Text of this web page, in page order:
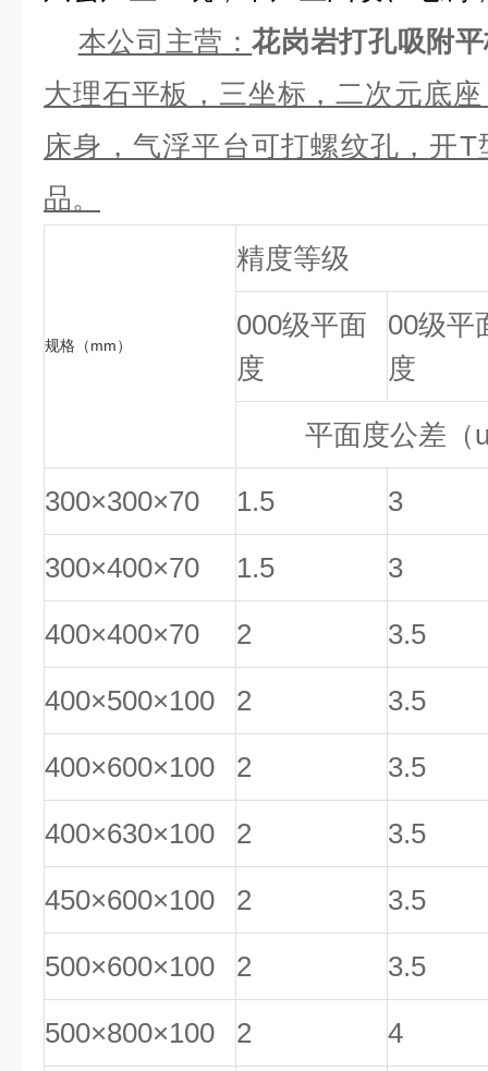
本公司主营：花岗岩打孔吸附
大理石平板，三坐标，二次元底
床身，气浮平台可打螺纹孔，开
品。
规格（mm）
精度等级
000级平面
度
00级平
度
平面度公差（
300×300×70 1.5 3
300×400×70 1.5 3
400×400×70 2 3.5
400×500×100 2 3.5
400×600×100 2 3.5
400×630×100 2 3.5
450×600×100 2 3.5
500×600×100 2 3.5
500×800×100 2 4